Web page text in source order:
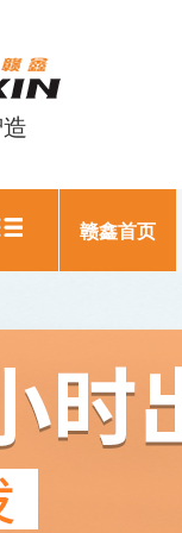
赣鑫首页